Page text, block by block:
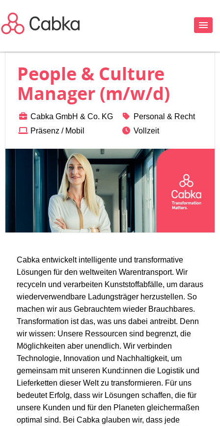
People & Culture
Manager (m/w/d)
Cabka GmbH & Co. KG
Präsenz / Mobil
Personal & Recht
Vollzeit
Cabka entwickelt intelligente und transformative
Lösungen für den weltweiten Warentransport. Wir
recyceln und verarbeiten Kunststoffabfälle, um daraus
wiederverwendbare Ladungsträger herzustellen. So
machen wir aus Gebrauchtem wieder Brauchbares.
Transformation ist das, was uns dabei antreibt. Denn
wir wissen: Unsere Ressourcen sind begrenzt, die
Möglichkeiten aber unendlich. Wir verbinden
Technologie, Innovation und Nachhaltigkeit, um
gemeinsam mit unseren Kund:innen die Logistik und
Lieferketten dieser Welt zu transformieren. Für uns
bedeutet Erfolg, dass wir Lösungen schaffen, die für
unsere Kunden und für den Planeten gleichermaßen
optimal sind. Bei Cabka glauben wir, dass jede